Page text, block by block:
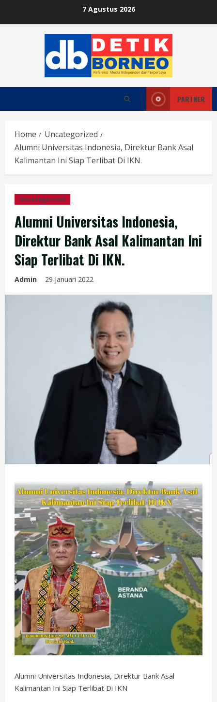
7 Agustus 2026
PARTNER
Home
Uncategorized
Alumni Universitas Indonesia, Direktur Bank Asal
Kalimantan Ini Siap Terlibat Di IKN.
Uncategorized
Alumni Universitas Indonesia,
Direktur Bank Asal Kalimantan Ini
Siap Terlibat Di IKN.
Admin 29 Januari 2022
Alumni Universitas Indonesia, Direktur Bank Asal
Kalimantan Ini Siap Terlibat Di IKN